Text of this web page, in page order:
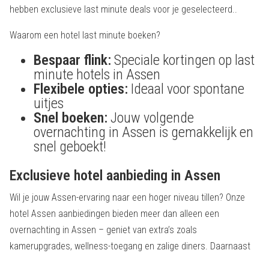
hebben exclusieve last minute deals voor je geselecteerd..
Waarom een hotel last minute boeken?
Bespaar flink: Speciale kortingen op last
minute hotels in Assen
Flexibele opties: Ideaal voor spontane
uitjes
Snel boeken: Jouw volgende
overnachting in Assen is gemakkelijk en
snel geboekt!
Exclusieve hotel aanbieding in Assen
Wil je jouw Assen-ervaring naar een hoger niveau tillen? Onze
hotel Assen aanbiedingen bieden meer dan alleen een
overnachting in Assen – geniet van extra’s zoals
kamerupgrades, wellness-toegang en zalige diners. Daarnaast